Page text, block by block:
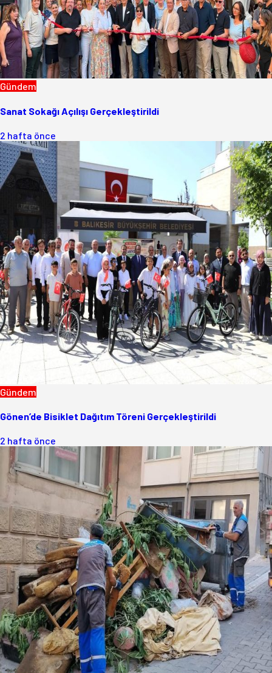
Gündem
Sanat Sokağı Açılışı Gerçekleştirildi
2 hafta önce
Gündem
Gönen’de Bisiklet Dağıtım Töreni Gerçekleştirildi
2 hafta önce